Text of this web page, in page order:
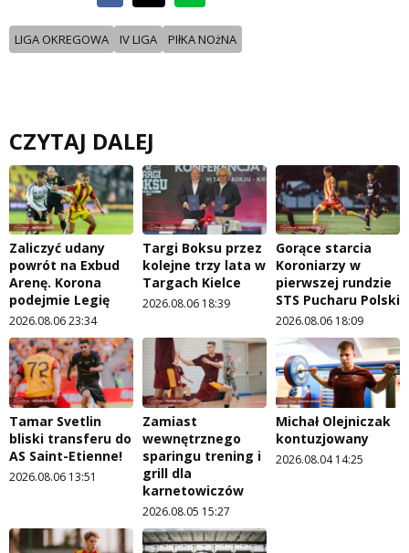
LIGA OKREGOWA IV LIGA PIłKA NOżNA
CZYTAJ DALEJ
Zaliczyć udany
powrót na Exbud
Arenę. Korona
podejmie Legię
2026.08.06 23:34
Targi Boksu przez
kolejne trzy lata w
Targach Kielce
2026.08.06 18:39
Gorące starcia
Koroniarzy w
pierwszej rundzie
STS Pucharu Polski
2026.08.06 18:09
Tamar Svetlin
bliski transferu do
AS Saint-Etienne!
2026.08.06 13:51
Zamiast
wewnętrznego
sparingu trening i
grill dla
karnetowiczów
2026.08.05 15:27
Michał Olejniczak
kontuzjowany
2026.08.04 14:25